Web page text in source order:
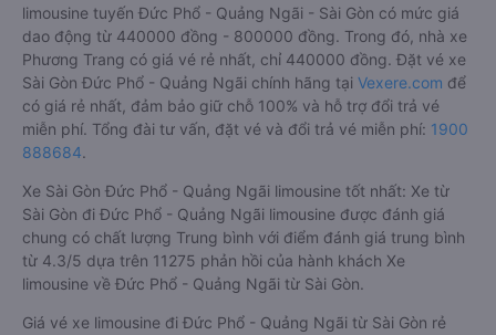
limousine tuyến Đức Phổ - Quảng Ngãi - Sài Gòn có mức giá
dao động từ 440000 đồng - 800000 đồng. Trong đó, nhà xe
Phương Trang có giá vé rẻ nhất, chỉ 440000 đồng. Đặt vé xe
Sài Gòn Đức Phổ - Quảng Ngãi chính hãng tại Vexere.com để
có giá rẻ nhất, đảm bảo giữ chỗ 100% và hỗ trợ đổi trả vé
miễn phí. Tổng đài tư vấn, đặt vé và đổi trả vé miễn phí: 1900
888684.
Xe Sài Gòn Đức Phổ - Quảng Ngãi limousine tốt nhất: Xe từ
Sài Gòn đi Đức Phổ - Quảng Ngãi limousine được đánh giá
chung có chất lượng Trung bình với điểm đánh giá trung bình
từ 4.3/5 dựa trên 11275 phản hồi của hành khách Xe
limousine về Đức Phổ - Quảng Ngãi từ Sài Gòn.
Giá vé xe limousine đi Đức Phổ - Quảng Ngãi từ Sài Gòn rẻ